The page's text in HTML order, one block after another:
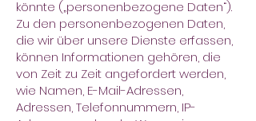
könnte („personenbezogene Daten“).
Zu den personenbezogenen Daten,
die wir über unsere Dienste erfassen,
können Informationen gehören, die
von Zeit zu Zeit angefordert werden,
wie Namen, E-Mail-Adressen,
Adressen, Telefonnummern, IP-